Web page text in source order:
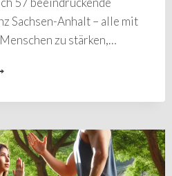
Sachsen-Anhalt – alle mit
zu stärken,…